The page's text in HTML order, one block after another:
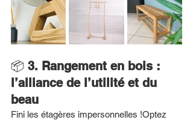
📦 3. Rangement en bois :
l’alliance de l’utilité et du
beau
Fini les étagères impersonnelles !Optez